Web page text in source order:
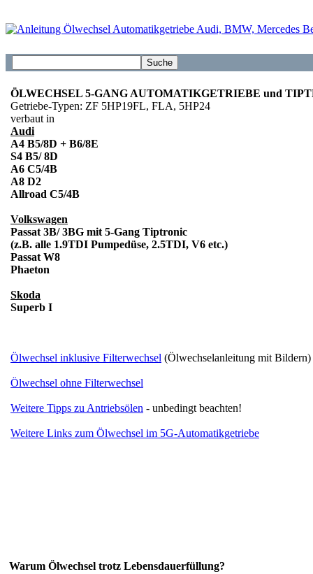
ÖLWECHSEL 5-GANG AUTOMATIKGETRIEBE und
Getriebe-Typen: ZF 5HP19FL, FLA, 5HP24
verbaut in
Audi
A4 B5/8D + B6/8E
S4 B5/ 8D
A6 C5/4B
A8 D2
Allroad C5/4B
Volkswagen
Passat 3B/ 3BG mit 5-Gang Tiptronic
(z.B. alle 1.9TDI Pumpedüse, 2.5TDI, V6 etc.)
Passat W8
Phaeton
Skoda
Superb I
Ölwechsel inklusive Filterwechsel (Ölwechselanleitung mit Bildern)
Ölwechsel ohne Filterwechsel
Weitere Tipps zu Antriebsölen - unbedingt beachten!
Weitere Links zum Ölwechsel im 5G-Automatikgetriebe
Warum Ölwechsel trotz Lebensdauerfüllung?